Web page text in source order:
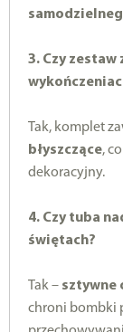
3. Czy
Tak, komplet
błyszczące,
dekoracyjny.
4. Czy tuba
świętach?
Tak – sztywne
chroni bombki